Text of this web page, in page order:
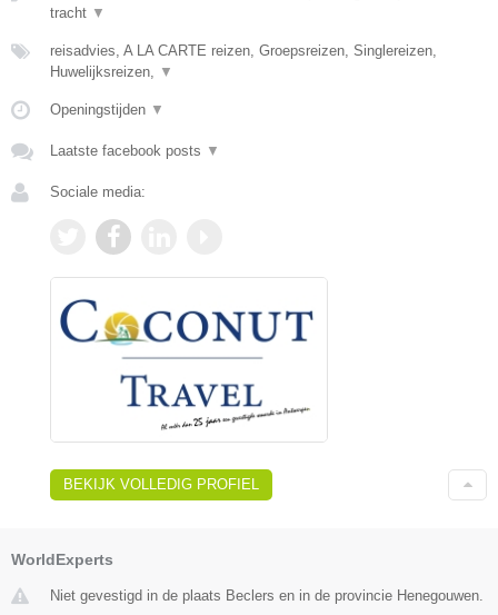
tracht ▼
reisadvies, A LA CARTE reizen, Groepsreizen, Singlereizen,
Huwelijksreizen, ▼
Openingstijden ▼
Laatste facebook posts ▼
Sociale media:
BEKIJK VOLLEDIG PROFIEL
WorldExperts
Niet gevestigd in de plaats Beclers en in de provincie Henegouwen.